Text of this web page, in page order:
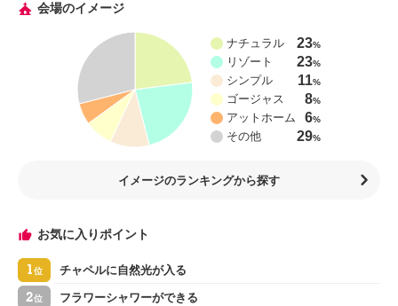
会場のイメージ
ナチュラル 23%
リゾート 23%
シンプル 11%
ゴージャス 8%
アットホーム 6%
その他 29%
イメージのランキングから探す
お気に入りポイント
1位 チャペルに自然光が入る
2位 フラワーシャワーができる